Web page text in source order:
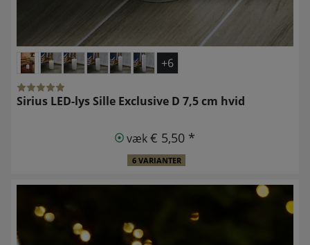
+6
Sirius LED-lys Sille Exclusive D 7,5 cm hvid
væk€ 5,50 *
6 VARIANTER